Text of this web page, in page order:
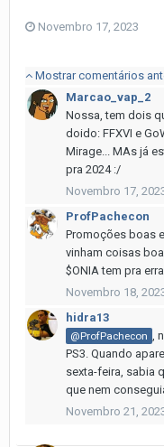
Novembro 17, 2023
Mostrar comentários
Marcao_vap_2
Nossa, tem dois
doido: FFXVI e
Mirage... MAs já
pra 2024 :/
Novembro 17,
ProfPachecon
Promoções boas
vinham coisas
$ONIA tem pra
Novembro 18,
hidra13
@ProfPachecon
,
PS3. Quando
sexta-feira, sabia
que nem
Novembro 21,